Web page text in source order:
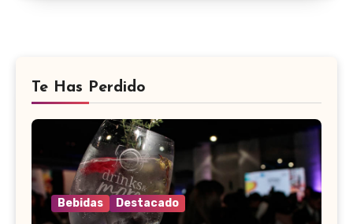
Te Has Perdido
Bebidas Destacado